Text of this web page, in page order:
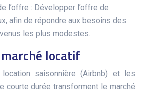
l’offre : Développer l’offre de
afin de répondre aux besoins des
les plus modestes.
marché locatif
saisonnière (Airbnb) et les
courte durée transforment le marché